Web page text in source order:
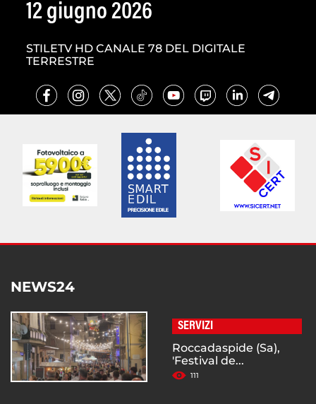
12 giugno 2026
STILETV HD CANALE 78 DEL DIGITALE
TERRESTRE
NEWS24
SERVIZI
Roccadaspide (Sa),
'Festival de...
111